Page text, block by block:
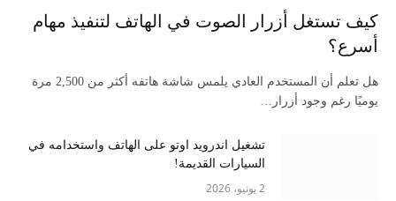
كيف تستغل أزرار الصوت في الهاتف لتنفيذ مهام
أسرع؟
هل تعلم أن المستخدم العادي يلمس شاشة هاتفه أكثر من 2,500 مرة
يوميًا رغم وجود أزرار…
تشغيل اندرويد اوتو على الهاتف واستخدامه في
السيارات القديمة!
2 يونيو، 2026